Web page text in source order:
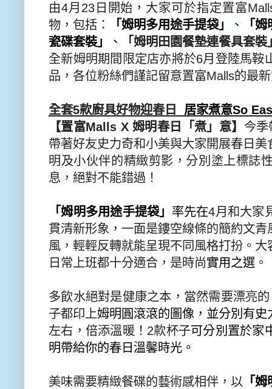
由4月 23日開始，大家可於指定置富
物，包括：
「姆明多用途手提袋」 、 「姆
瓷碟套裝」
、 「姆明田園餐墊連餐具套裝
全新姆明期間限定店亦將於6月登陸馬鞍
品，各位粉絲們謹記留意置富Malls的最
全套5款廚具好物迎春日 居家煮意So
【置富Malls X 姆明春日「煮」意】 今季
帶著好友史力奇和小美與大家開展春日美
明及小伙伴的精緻剪影， 分別塗上標誌
息， 絕對不能錯過！
「姆明多用途手提袋」 率先在4月和大家
貫清新形象， 一面是鏤空線條的簡約文青
風， 輕輕反轉就能呈現不同風格打扮。大
日常上班都十分適合，是時尚實用之選 。
多飲水絕對是健康之本，當然需要漂亮的
子都印上姆明圓滾滾的圖像， 並分別有史
左右，倍添溫暖！ 2款杯子可分別置於家
明帶給你的春日溫馨時光。
美味需要精緻餐碟的藝術感相伴，以 「